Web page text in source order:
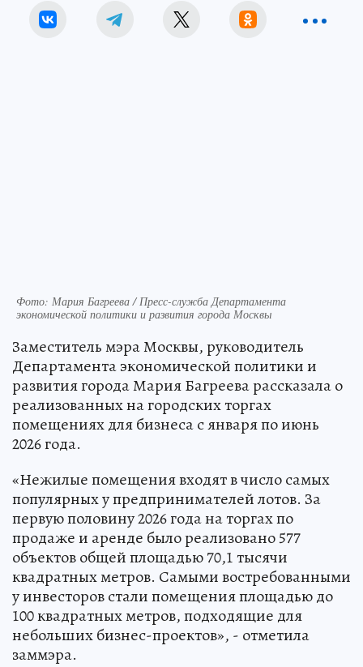
Фото: Мария Багреева / Пресс-служба Департамента
экономической политики и развития города Москвы
Заместитель мэра Москвы, руководитель
Департамента экономической политики и
развития города Мария Багреева рассказала о
реализованных на городских торгах
помещениях для бизнеса с января по июнь
2026 года.
«Нежилые помещения входят в число самых
популярных у предпринимателей лотов. За
первую половину 2026 года на торгах по
продаже и аренде было реализовано 577
объектов общей площадью 70,1 тысячи
квадратных метров. Самыми востребованными
у инвесторов стали помещения площадью до
100 квадратных метров, подходящие для
небольших бизнес-проектов», - отметила
заммэра.